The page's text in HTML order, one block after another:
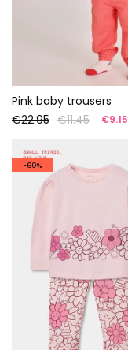
Pink baby trousers
€22.95 €11.45 €9.15
-60%